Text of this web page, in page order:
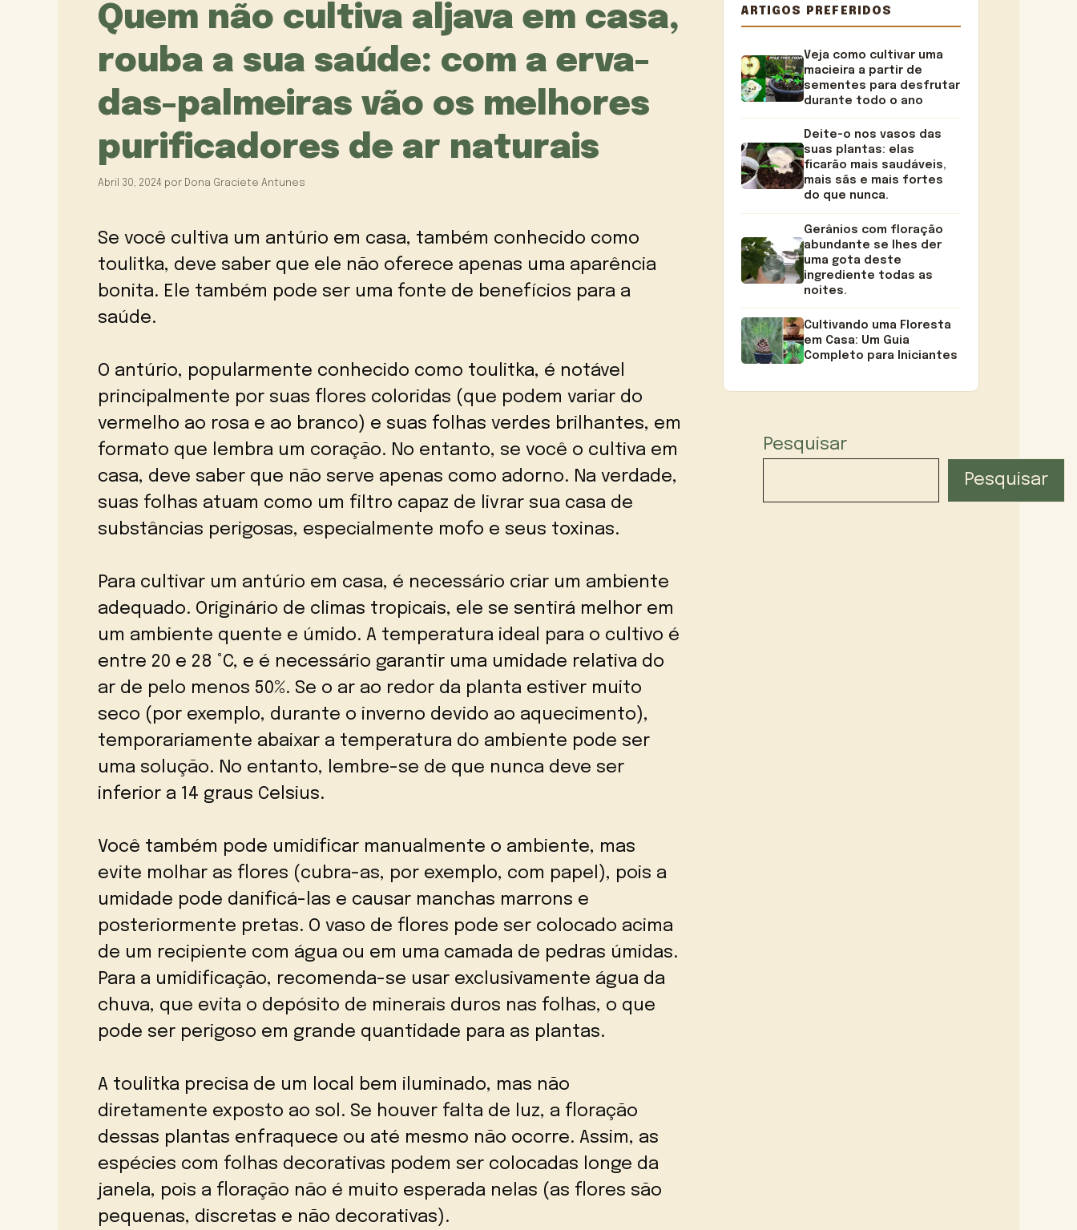
Quem não cultiva aljava em casa,
rouba a sua saúde: com a erva-
das-palmeiras vão os melhores
purificadores de ar naturais
Abril 30, 2024 por Dona Graciete Antunes
Se você cultiva um antúrio em casa, também conhecido como
toulitka, deve saber que ele não oferece apenas uma aparência
bonita. Ele também pode ser uma fonte de benefícios para a
saúde.
O antúrio, popularmente conhecido como toulitka, é notável
principalmente por suas flores coloridas (que podem variar do
vermelho ao rosa e ao branco) e suas folhas verdes brilhantes, em
formato que lembra um coração. No entanto, se você o cultiva em
casa, deve saber que não serve apenas como adorno. Na verdade,
suas folhas atuam como um filtro capaz de livrar sua casa de
substâncias perigosas, especialmente mofo e seus toxinas.
Para cultivar um antúrio em casa, é necessário criar um ambiente
adequado. Originário de climas tropicais, ele se sentirá melhor em
um ambiente quente e úmido. A temperatura ideal para o cultivo é
entre 20 e 28 °C, e é necessário garantir uma umidade relativa do
ar de pelo menos 50%. Se o ar ao redor da planta estiver muito
seco (por exemplo, durante o inverno devido ao aquecimento),
temporariamente abaixar a temperatura do ambiente pode ser
uma solução. No entanto, lembre-se de que nunca deve ser
inferior a 14 graus Celsius.
Você também pode umidificar manualmente o ambiente, mas
evite molhar as flores (cubra-as, por exemplo, com papel), pois a
umidade pode danificá-las e causar manchas marrons e
posteriormente pretas. O vaso de flores pode ser colocado acima
de um recipiente com água ou em uma camada de pedras úmidas.
Para a umidificação, recomenda-se usar exclusivamente água da
chuva, que evita o depósito de minerais duros nas folhas, o que
pode ser perigoso em grande quantidade para as plantas.
A toulitka precisa de um local bem iluminado, mas não
diretamente exposto ao sol. Se houver falta de luz, a floração
dessas plantas enfraquece ou até mesmo não ocorre. Assim, as
espécies com folhas decorativas podem ser colocadas longe da
janela, pois a floração não é muito esperada nelas (as flores são
pequenas, discretas e não decorativas).
ARTIGOS PREFERIDOS
Veja como cultivar uma
macieira a partir de
sementes para desfrutar
durante todo o ano
Deite-o nos vasos das
suas plantas: elas
ficarão mais saudáveis,
mais sãs e mais fortes
do que nunca.
Gerânios com floração
abundante se lhes der
uma gota deste
ingrediente todas as
noites.
Cultivando uma Floresta
em Casa: Um Guia
Completo para Iniciantes
Pesquisar
Pesquisar